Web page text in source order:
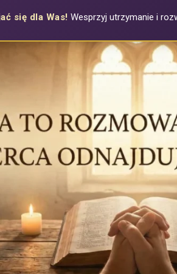
się dla Was! Wesprzyj utrzymanie i